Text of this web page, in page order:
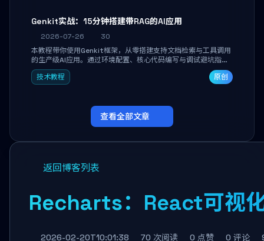
Genkit实战：15分钟搭建带RAG的AI应用
2026-07-26
30
本教程带你使用Genkit框架，从零搭建支持文档检索与工具调用
的生产级AI应用。通过环境配置、核心代码编写与调试避坑指
南，学完即可掌握多模型切换、RAG管道构建及函数调用注册，
独立开发高效AI智能体。
技术教程 原创
查看全部文章
返回博客列表
Recharts：React可视
2026-02-20T10:01:38 70 次阅读 0 点赞 0 评论